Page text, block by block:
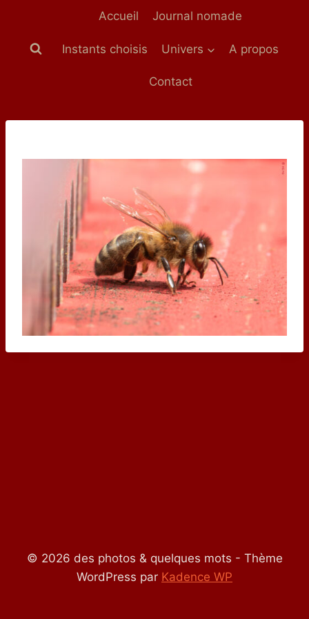
contenu
Accueil Journal nomade
Instants choisis Univers A propos
Contact
© 2026 des photos & quelques mots - Thème
WordPress par Kadence WP